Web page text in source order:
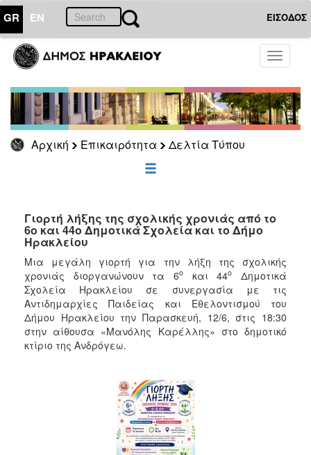
GR EN ΕΙΣΟΔΟΣ
Toggle
Αρχική Επικαιρότητα Δελτία Τύπου
ΕΠΙΚΑΙΡΟΤΗΤΑ
Τύπου
Αρχείο
ΕΠΙΣΚΕΠΤΗΣ
ΗΡΑΚΛΕΙΟ
Γιορτή λήξης της σχολικής χρονιάς από το
6ο και 44ο Δημοτικά Σχολεία και το Δήμο
Ηρακλείου
Μια μεγάλη γιορτή για την λήξη της σχολικής
χρονιάς διοργανώνουν τα 6ο και 44ο
Δημοτικά
Σχολεία Ηρακλείου σε συνεργασία με τις
Αντιδημαρχίες Παιδείας και Εθελοντισμού του
Δήμου Ηρακλείου την Παρασκευή, 12/6, στις 18:30
στην αίθουσα «Μανόλης Καρέλλης» στο δημοτικό
κτίριο της Ανδρόγεω.